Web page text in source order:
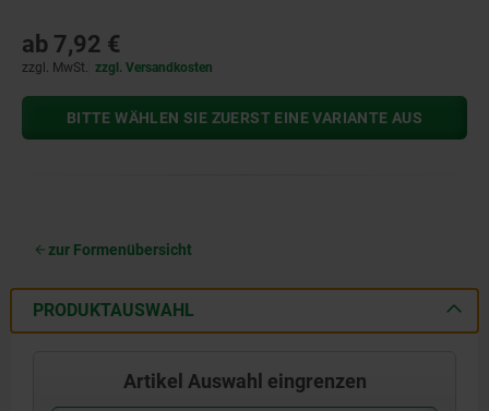
ab 7,92 €
zzgl. MwSt. zzgl. Versandkosten
BITTE WÄHLEN SIE ZUERST EINE VARIANTE AUS
zur Formenübersicht
PRODUKTAUSWAHL
Artikel Auswahl eingrenzen